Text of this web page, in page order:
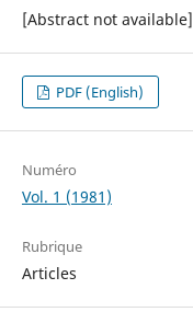
[Abstract not available]
PDF (English)
Numéro
Vol. 1 (1981)
Rubrique
Articles